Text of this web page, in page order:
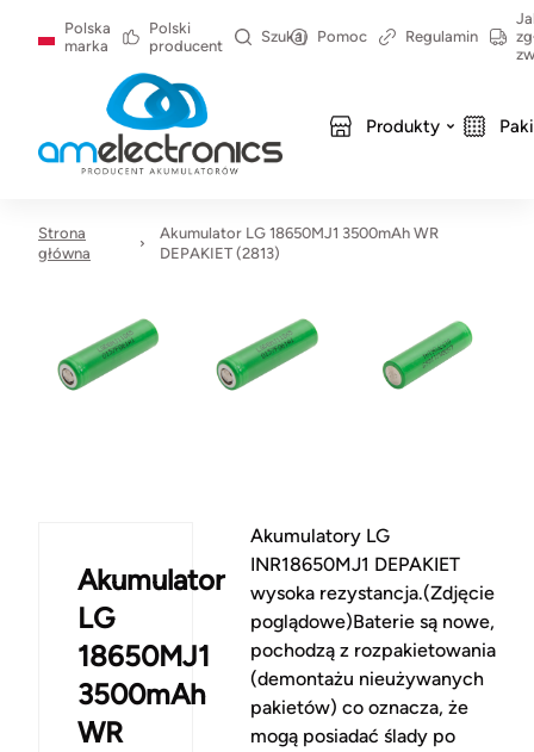
Polska
marka
Polski
producent
Szukaj Pomoc Regulamin
Produkty
Strona
główna
Akumulator LG 18650MJ1 3500mAh WR
DEPAKIET (2813)
Akumulator
LG
18650MJ1
3500mAh
WR
Akumulatory LG
INR18650MJ1 DEPAKIET
wysoka rezystancja.(Zdjęcie
poglądowe)Baterie są nowe,
pochodzą z rozpakietowania
(demontażu nieużywanych
pakietów) co oznacza, że
mogą posiadać ślady po